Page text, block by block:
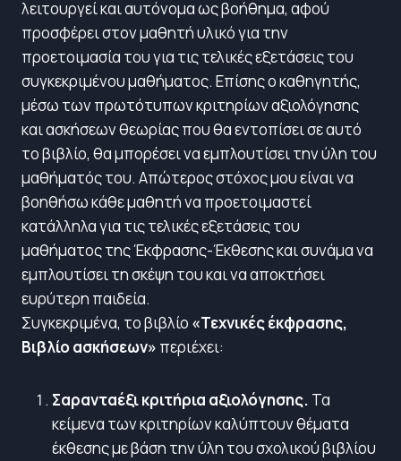
λειτουργεί και αυτόνομα ως βοήθημα, αφού
προσφέρει στον μαθητή υλικό για την
προετοιμασία του για τις τελικές εξετάσεις του
συγκεκριμένου μαθήματος. Επίσης ο καθηγητής,
μέσω των πρωτότυπων κριτηρίων αξιολόγησης
και ασκήσεων θεωρίας που θα εντοπίσει σε αυτό
το βιβλίο, θα μπορέσει να εμπλουτίσει την ύλη του
μαθήματός του. Απώτερος στόχος μου είναι να
βοηθήσω κάθε μαθητή να προετοιμαστεί
κατάλληλα για τις τελικές εξετάσεις του
μαθήματος της Έκφρασης-Έκθεσης και συνάμα να
εμπλουτίσει τη σκέψη του και να αποκτήσει
ευρύτερη παιδεία.
Συγκεκριμένα, το βιβλίο «Τεχνικές έκφρασης,
Βιβλίο ασκήσεων» περιέχει:
Σαρανταέξι κριτήρια αξιολόγησης. Τα
κείμενα των κριτηρίων καλύπτουν θέματα
έκθεσης με βάση την ύλη του σχολικού βιβλίου